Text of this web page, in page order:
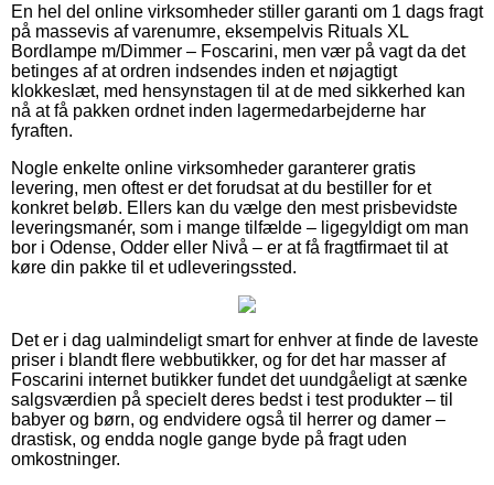
En hel del online virksomheder stiller garanti om 1 dags fragt
på massevis af varenumre, eksempelvis Rituals XL
Bordlampe m/Dimmer – Foscarini, men vær på vagt da det
betinges af at ordren indsendes inden et nøjagtigt
klokkeslæt, med hensynstagen til at de med sikkerhed kan
nå at få pakken ordnet inden lagermedarbejderne har
fyraften.
Nogle enkelte online virksomheder garanterer gratis
levering, men oftest er det forudsat at du bestiller for et
konkret beløb. Ellers kan du vælge den mest prisbevidste
leveringsmanér, som i mange tilfælde – ligegyldigt om man
bor i Odense, Odder eller Nivå – er at få fragtfirmaet til at
køre din pakke til et udleveringssted.
Det er i dag ualmindeligt smart for enhver at finde de laveste
priser i blandt flere webbutikker, og for det har masser af
Foscarini internet butikker fundet det uundgåeligt at sænke
salgsværdien på specielt deres bedst i test produkter – til
babyer og børn, og endvidere også til herrer og damer –
drastisk, og endda nogle gange byde på fragt uden
omkostninger.